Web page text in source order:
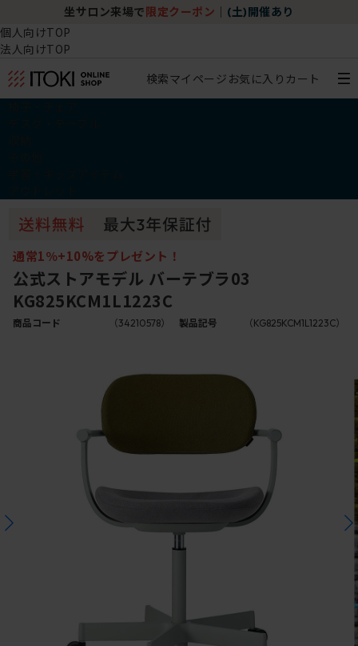
坐サロン来場で 限定クーポン (土)開催あり
個人向けTOP
法人向けTOP
検索マイページ お気に入り カート
通常1％+10%をプレゼント！
公式ストアモデル バーテブラ03
KG825KCM1L1223C
商品コード （34210578） 製品記号 （KG825KCM1L1223C）